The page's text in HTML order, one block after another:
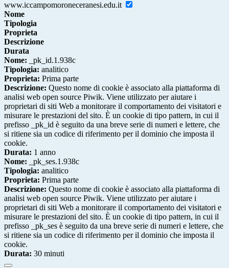
www.iccampomoroneceranesi.edu.it
Nome
Tipologia
Proprieta
Descrizione
Durata
Nome: _pk_id.1.938c
Tipologia: analitico
Proprieta: Prima parte
Descrizione: Questo nome di cookie è associato alla piattaforma di
analisi web open source Piwik. Viene utilizzato per aiutare i
proprietari di siti Web a monitorare il comportamento dei visitatori e
misurare le prestazioni del sito. È un cookie di tipo pattern, in cui il
prefisso _pk_id è seguito da una breve serie di numeri e lettere, che
si ritiene sia un codice di riferimento per il dominio che imposta il
cookie.
Durata: 1 anno
Nome: _pk_ses.1.938c
Tipologia: analitico
Proprieta: Prima parte
Descrizione: Questo nome di cookie è associato alla piattaforma di
analisi web open source Piwik. Viene utilizzato per aiutare i
proprietari di siti Web a monitorare il comportamento dei visitatori e
misurare le prestazioni del sito. È un cookie di tipo pattern, in cui il
prefisso _pk_ses è seguito da una breve serie di numeri e lettere, che
si ritiene sia un codice di riferimento per il dominio che imposta il
cookie.
Durata: 30 minuti